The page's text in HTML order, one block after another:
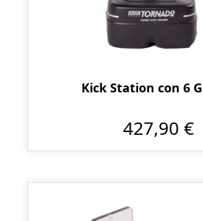
Kick Station con 6
427,90 €